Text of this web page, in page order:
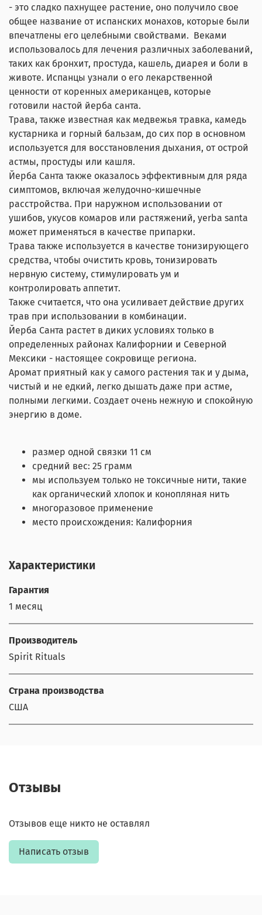
- это сладко пахнущее растение, оно получило свое
общее название от испанских монахов, которые были
впечатлены его целебными свойствами. Веками
использовалось для лечения различных заболеваний,
таких как бронхит, простуда, кашель, диарея и боли в
животе. Испанцы узнали о его лекарственной
ценности от коренных американцев, которые
готовили настой йерба санта.
Трава, также известная как медвежья травка, камедь
кустарника и горный бальзам, до сих пор в основном
используется для восстановления дыхания, от острой
астмы, простуды или кашля.
Йерба Санта также оказалось эффективным для ряда
симптомов, включая желудочно-кишечные
расстройства. При наружном использовании от
ушибов, укусов комаров или растяжений, yerba santa
может применяться в качестве припарки.
Трава также используется в качестве тонизирующего
средства, чтобы очистить кровь, тонизировать
нервную систему, стимулировать ум и
контролировать аппетит.
Также считается, что она усиливает действие других
трав при использовании в комбинации.
Йерба Санта растет в диких условиях только в
определенных районах Калифорнии и Северной
Мексики - настоящее сокровище региона.
Аромат приятный как у самого растения так и у дыма,
чистый и не едкий, легко дышать даже при астме,
полными легкими. Создает очень нежную и спокойную
энергию в доме.
размер одной связки 11 см
средний вес: 25 грамм
мы используем только не токсичные нити, такие
как органический хлопок и конопляная нить
многоразовое применение
место происхождения: Калифорния
Характеристики
Гарантия
1 месяц
Производитель
Spirit Rituals
Страна производства
США
Отзывы
Отзывов еще никто не оставлял
Написать отзыв